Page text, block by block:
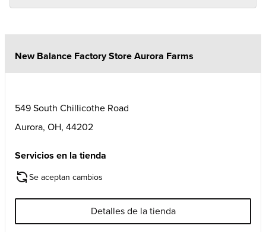
New Balance Factory Store Aurora Farms
549 South Chillicothe Road
Aurora, OH, 44202
Servicios en la tienda
Se aceptan cambios
Detalles de la tienda